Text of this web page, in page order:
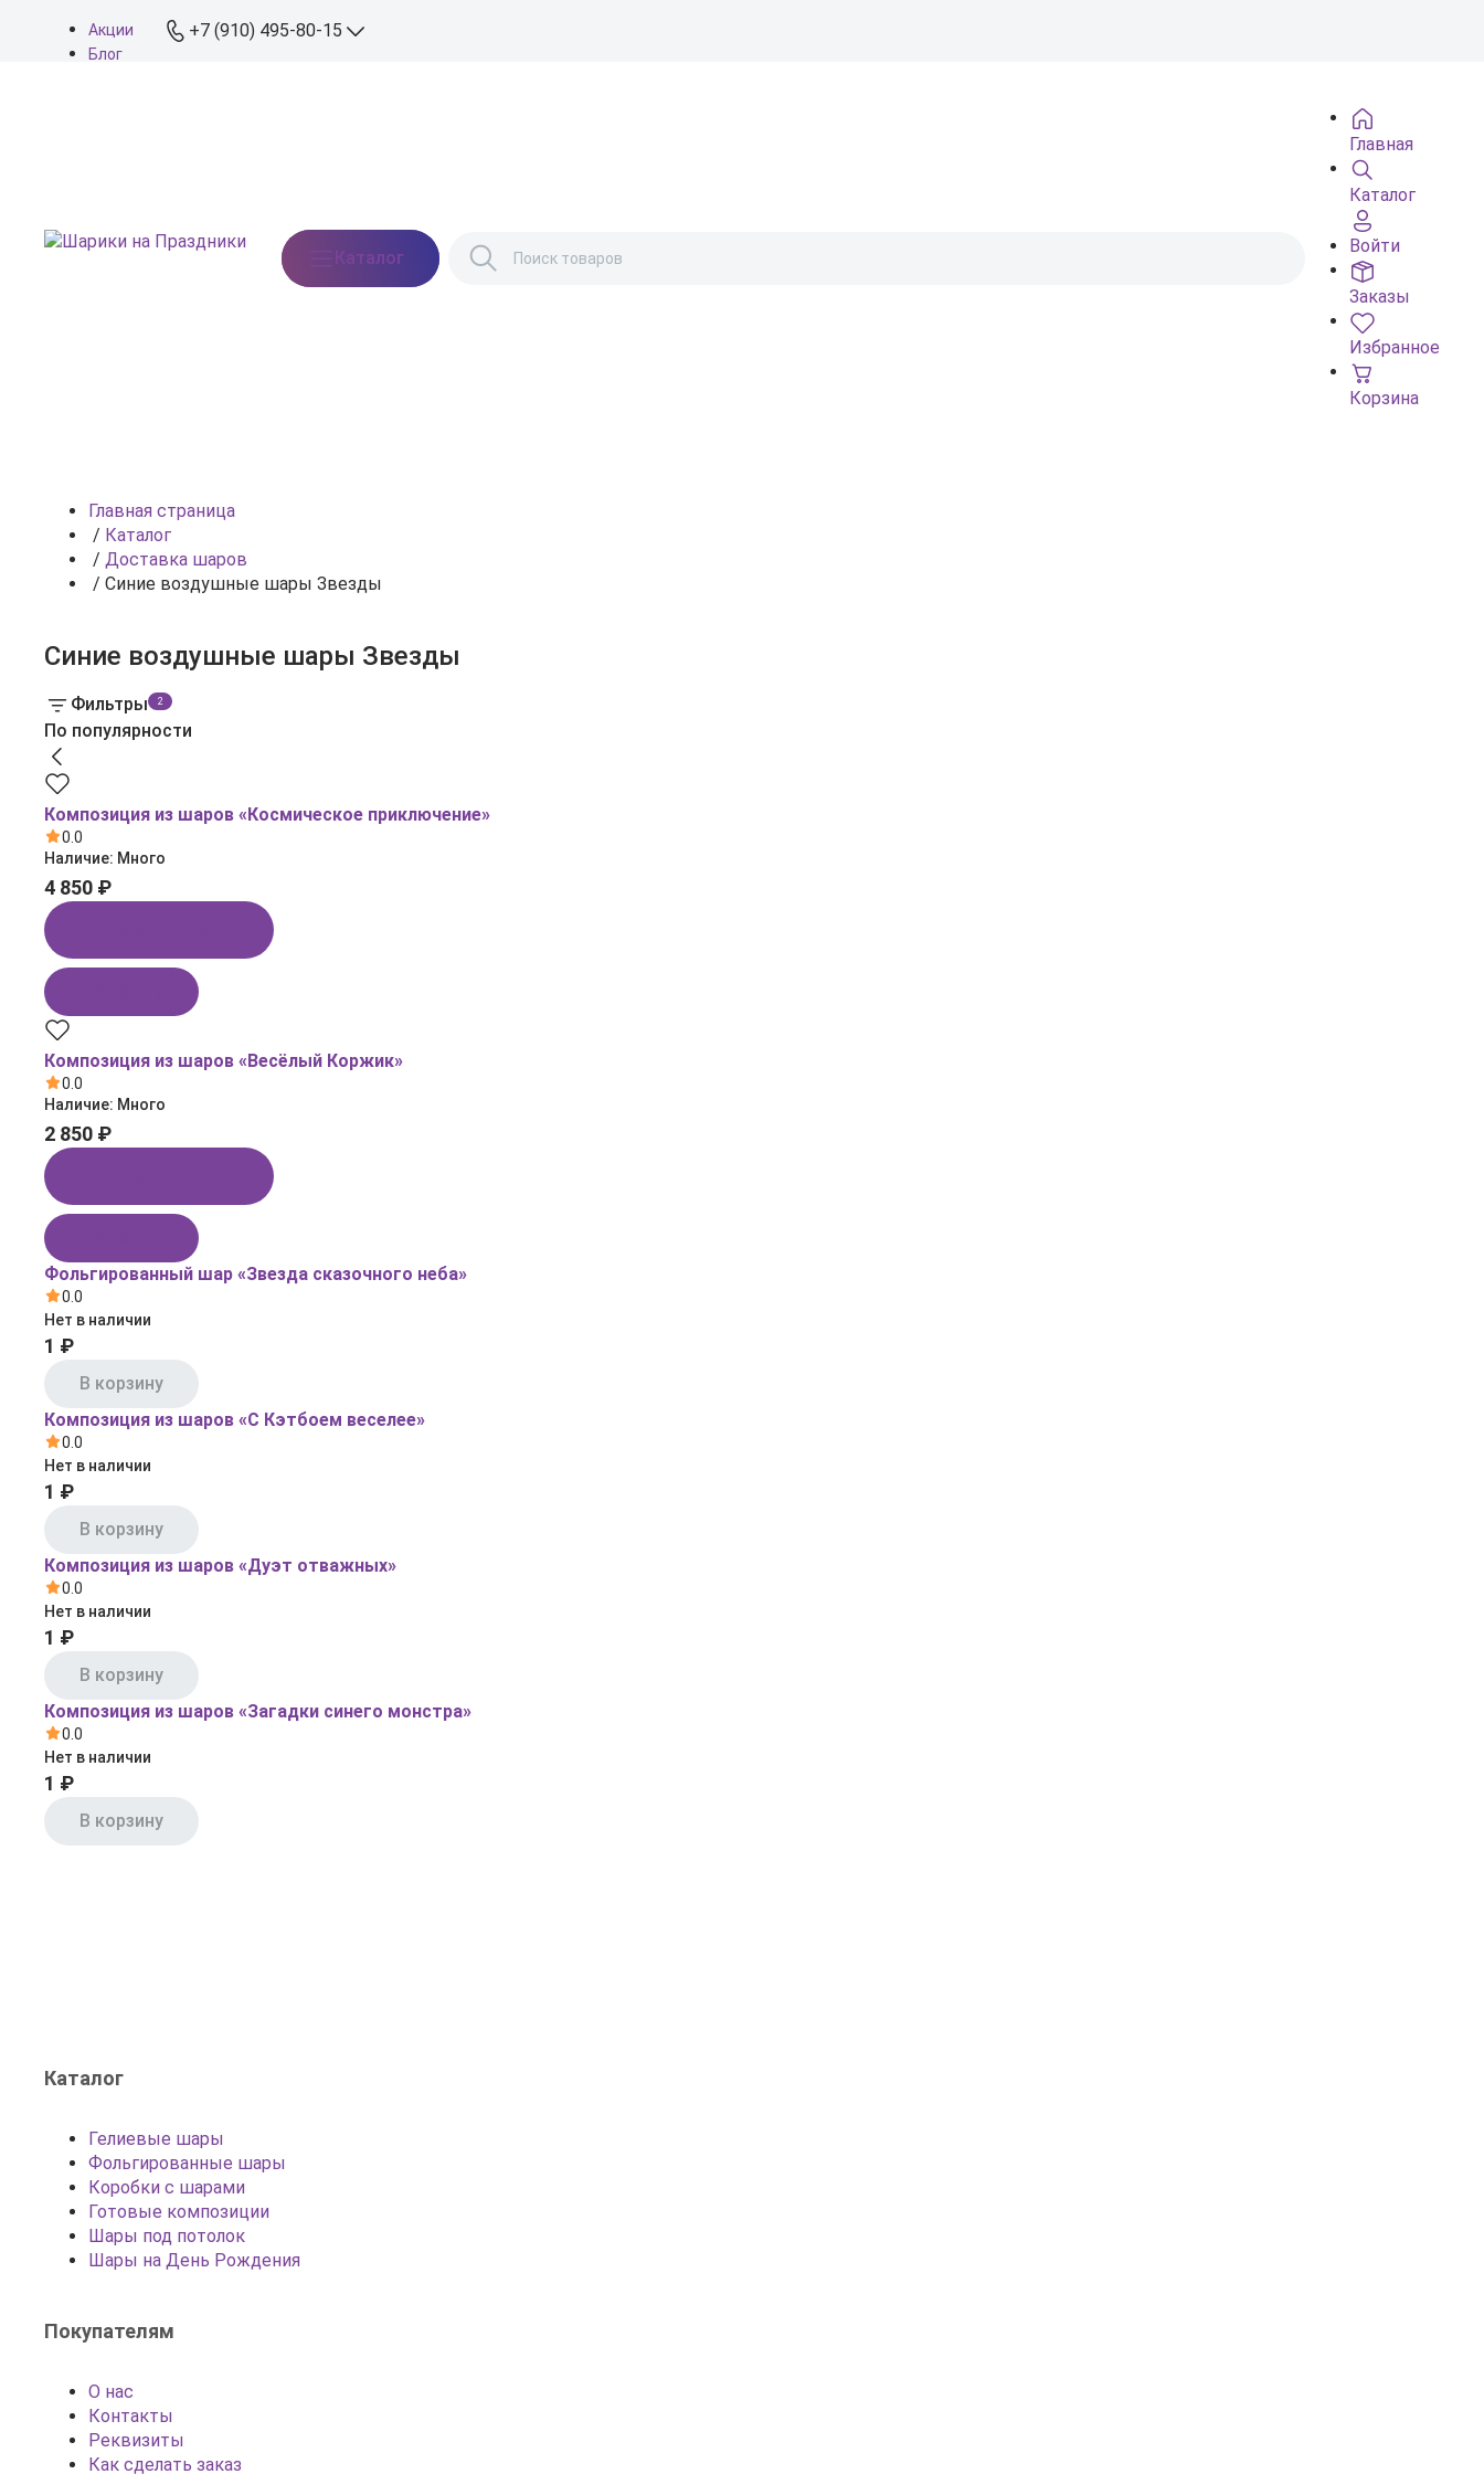
Акции
Блог
+7 (910) 495-80-15
Москва, Востряковское
шоссе, дом 7, стр. 3
Каталог
Главная
Каталог
Войти
Заказы
Избранное
Корзина
Главная страница
/ Каталог
/ Доставка шаров
/ Синие воздушные шары Звезды
Синие воздушные шары Звезды
Фильтры 2
По популярности
Композиция из шаров «Космическое приключение»
0.0
Наличие: Много
4 850 ₽
Композиция из шаров «Весёлый Коржик»
0.0
Наличие: Много
2 850 ₽
Фольгированный шар «Звезда сказочного неба»
0.0
Нет в наличии
1 ₽
В корзину
Композиция из шаров «С Кэтбоем веселее»
0.0
Нет в наличии
1 ₽
В корзину
Композиция из шаров «Дуэт отважных»
0.0
Нет в наличии
1 ₽
В корзину
Композиция из шаров «Загадки синего монстра»
0.0
Нет в наличии
1 ₽
В корзину
Каталог
Гелиевые шары
Фольгированные шары
Коробки с шарами
Готовые композиции
Шары под потолок
Шары на День Рождения
Покупателям
О нас
Контакты
Реквизиты
Как сделать заказ